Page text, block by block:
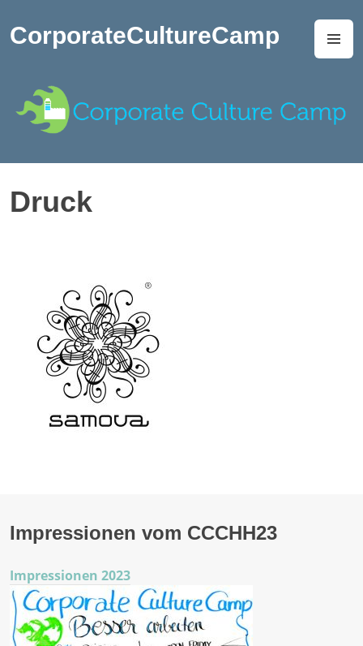
Inhalt
springen
CorporateCultureCamp
Druck
Impressionen vom CCCHH23
Impressionen 2023